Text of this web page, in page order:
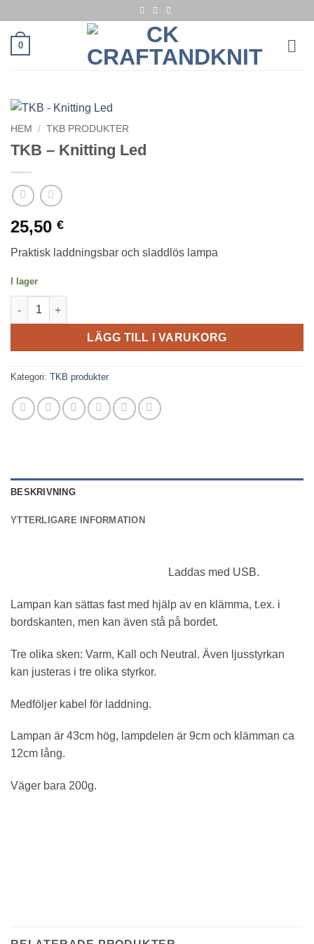
content
0
HEM / TKB PRODUKTER
TKB – Knitting Led
25,50 €
Praktisk laddningsbar och sladdlös lampa
I lager
TKB - Knitting Led mängd
LÄGG TILL I VARUKORG
Kategori: TKB produkter
BESKRIVNING
YTTERLIGARE INFORMATION
Laddas med USB.
Lampan kan sättas fast med hjälp av en klämma, t.ex. i
bordskanten, men kan även stå på bordet.
Tre olika sken: Varm, Kall och Neutral. Även ljusstyrkan
kan justeras i tre olika styrkor.
Medföljer kabel för laddning.
Lampan är 43cm hög, lampdelen är 9cm och klämman ca
12cm lång.
Väger bara 200g.